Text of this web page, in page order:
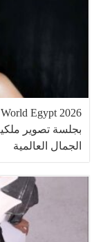
بجلسة تصوير
الجمال العالمية